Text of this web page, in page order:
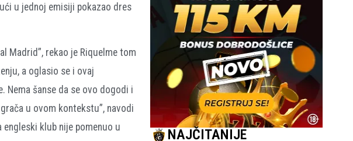
u jednoj emisiji pokazao dres
Madrid”, rekao je Riquelme tom
a oglasio se i ovaj
Nema šanse da se ovo dogodi i
u ovom kontekstu”, navodi
engleski klub nije pomenuo u
NAJČITANIJE